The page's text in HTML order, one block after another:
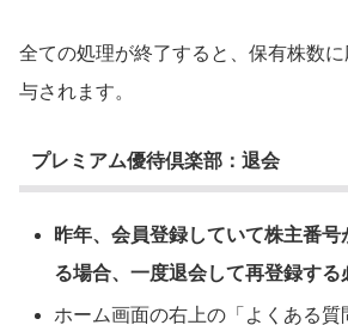
全ての処理が終了すると、保有株数
与されます。
プレミアム優待倶楽部：退会
昨年、会員登録していて株主番
る場合、一度退会して再登録する
ホーム画面の右上の「よくある質